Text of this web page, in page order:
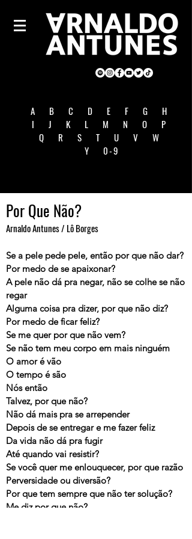
A B C D E F G
H
I
J K L M N O
P
Q
R S T U V
W
Y
0-9
Por Que Não?
Arnaldo Antunes / Lô Borges
Se a pele pede pele, então por que não dar?
Por medo de se apaixonar?
A pele não dá pra negar, não se colhe se não
regar
Alguma coisa pra dizer, por que não diz?
Por medo de ficar feliz?
Se me quer por que não vem?
Se não tem meu corpo em mais ninguém
O amor é vão
O tempo é são
Nós então
Talvez, por que não?
Não dá mais pra se arrepender
Depois de se entregar e me fazer feliz
Da vida não dá pra fugir
Até quando vai resistir?
Se você quer me enlouquecer, por que razão
Perversidade ou diversão?
Por que tem sempre que não ter solução?
Me diz por que não?